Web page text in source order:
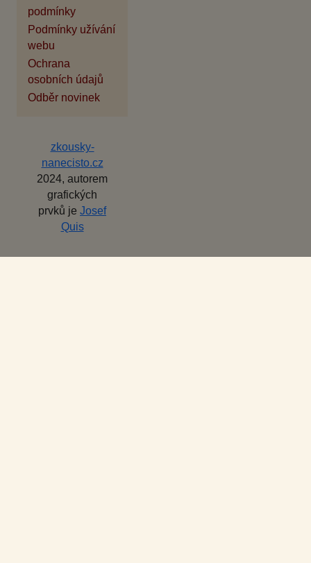
podmínky
Podmínky užívání
webu
Ochrana
osobních údajů
Odběr novinek
zkousky-
nanecisto.cz
2024, autorem
grafických
prvků je Josef
Quis